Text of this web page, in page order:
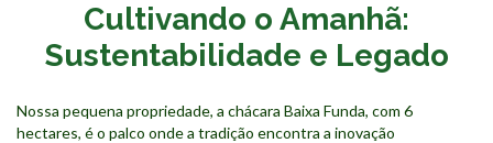
Cultivando o Amanhã:
Sustentabilidade e Legado
Nossa pequena propriedade, a chácara Baixa Funda, com 6
hectares, é o palco onde a tradição encontra a inovação